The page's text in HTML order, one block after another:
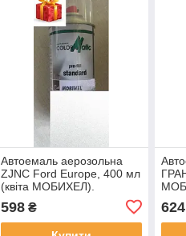
Автоемаль аерозольна
ZJNC Ford Europe, 400 мл
(квіта МОБИХЕЛ).
598₴ 624